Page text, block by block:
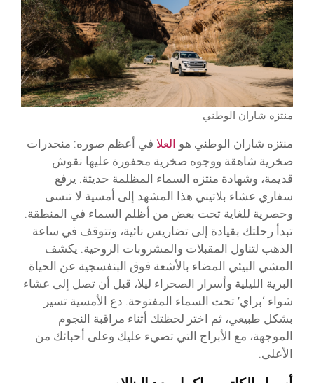
منتزه شاران الوطني
منتزه شاران الوطني هو العلا في أعظم صوره: منحدرات
صخرية شاهقة ووجوه صخرية محفورة عليها نقوش
قديمة، وشهادة منتزه السماء المظلمة حديثة. يرفع
سفاري عشاء بلاتيني هذا المشهد إلى أمسية لا تنسى
وحصرية للغاية تحت بعض من أظلم السماء في المنطقة.
تبدأ رحلتك بقيادة إلى تضاريس نائية، وتتوقف في ساعة
الذهب لتناول المقبلات والمشروبات الروحية. يكشف
المشي البيئي المضاء بالأشعة فوق البنفسجية عن الحياة
البرية الليلية وأسرار الصحراء ليلا، قبل أن تصل إلى عشاء
شواء ‘براي’ تحت السماء المفتوحة. دع الأمسية تسير
بشكل طبيعي، ثم اختر لحظتك أثناء مراقبة النجوم
الموجهة، مع الأبراج التي تضيء عليك وعلى أحبائك من
الأعلى.